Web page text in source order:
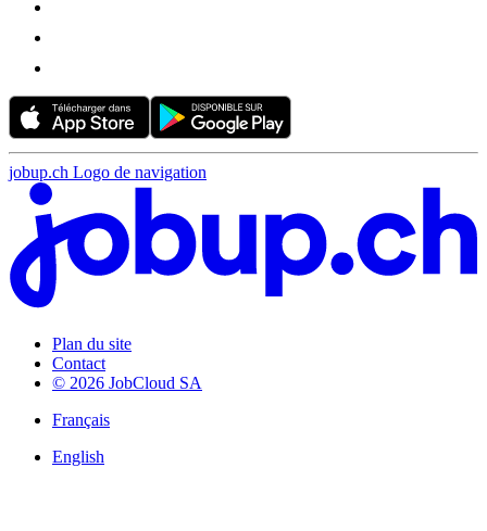
jobup.ch Logo de navigation
Plan du site
Contact
© 2026 JobCloud SA
Français
English